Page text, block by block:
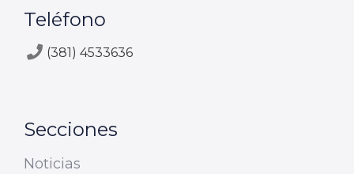
Teléfono
(381) 4533636
Secciones
Noticias